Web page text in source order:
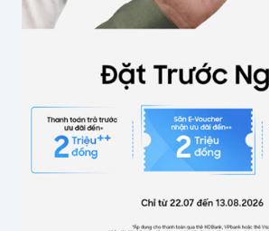
Lưu thông tin cho lần bình luận sau
Gửi bình luận